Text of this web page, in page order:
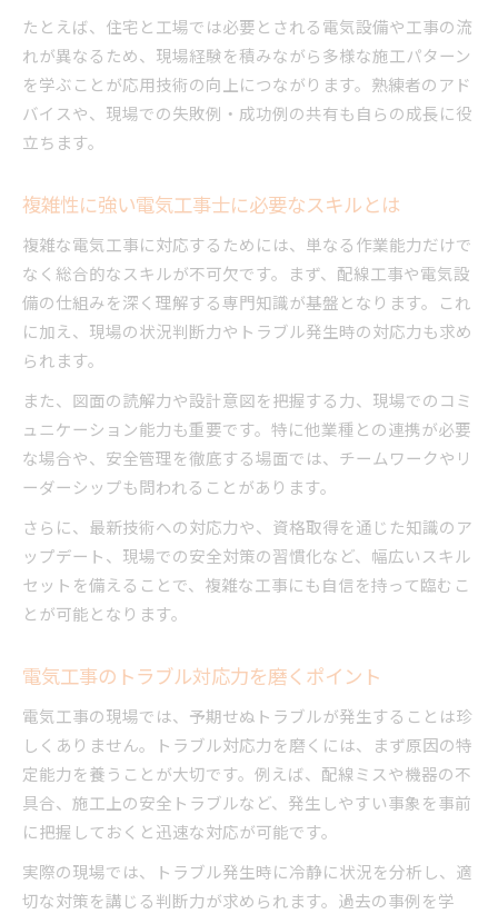
たとえば、住宅と工場では必要とされる電気設備や工事の流
れが異なるため、現場経験を積みながら多様な施工パターン
を学ぶことが応用技術の向上につながります。熟練者のアド
バイスや、現場での失敗例・成功例の共有も自らの成長に役
立ちます。
複雑性に強い電気工事士に必要なスキルとは
複雑な電気工事に対応するためには、単なる作業能力だけで
なく総合的なスキルが不可欠です。まず、配線工事や電気設
備の仕組みを深く理解する専門知識が基盤となります。これ
に加え、現場の状況判断力やトラブル発生時の対応力も求め
られます。
また、図面の読解力や設計意図を把握する力、現場でのコミ
ュニケーション能力も重要です。特に他業種との連携が必要
な場合や、安全管理を徹底する場面では、チームワークやリ
ーダーシップも問われることがあります。
さらに、最新技術への対応力や、資格取得を通じた知識のア
ップデート、現場での安全対策の習慣化など、幅広いスキル
セットを備えることで、複雑な工事にも自信を持って臨むこ
とが可能となります。
電気工事のトラブル対応力を磨くポイント
電気工事の現場では、予期せぬトラブルが発生することは珍
しくありません。トラブル対応力を磨くには、まず原因の特
定能力を養うことが大切です。例えば、配線ミスや機器の不
具合、施工上の安全トラブルなど、発生しやすい事象を事前
に把握しておくと迅速な対応が可能です。
実際の現場では、トラブル発生時に冷静に状況を分析し、適
切な対策を講じる判断力が求められます。過去の事例を学